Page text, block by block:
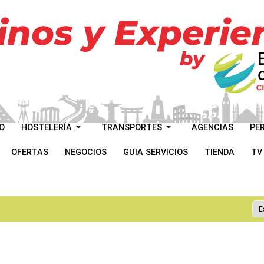
HOSTELERÍA TRANSPORTES AGENCIAS
OFERTAS NEGOCIOS GUIA SERVICIOS TIENDA TV